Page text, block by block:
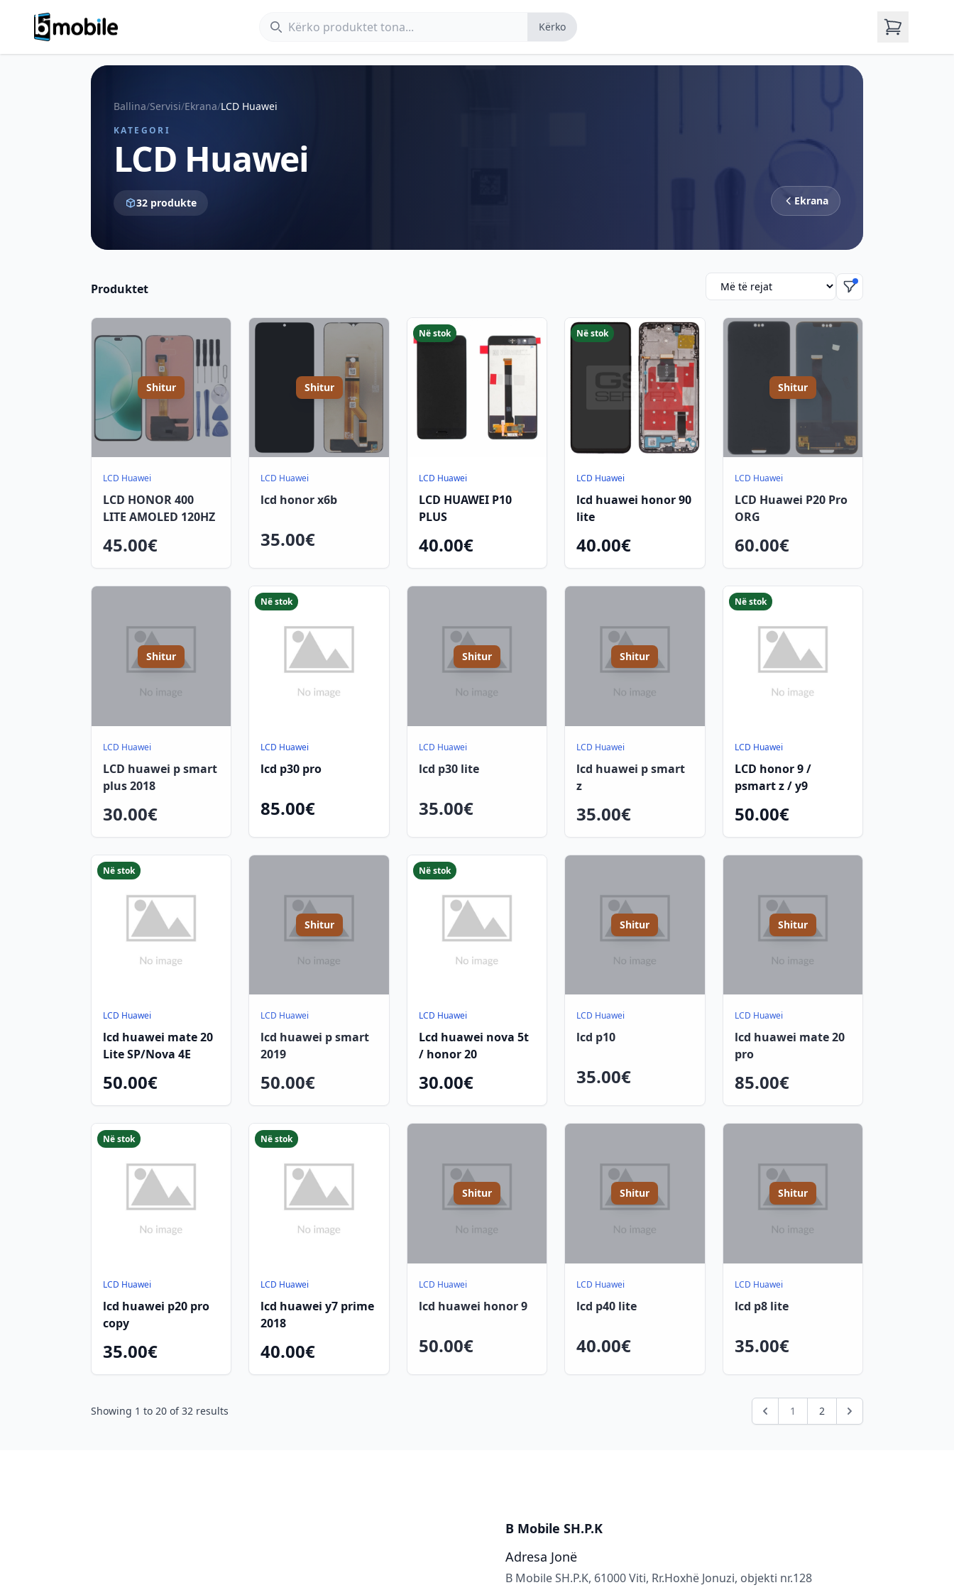
Kërko
Kërko
Ballina/Servisi/Ekrana/LCD Huawei
KATEGORI
LCD Huawei
32 produkte Ekrana
Produktet
Rendit produktet
Shitur
LCD Huawei
LCD HONOR 400
LITE AMOLED 120HZ
45.00€
Shitur
LCD Huawei
lcd honor x6b
35.00€
LCD Huawei
LCD HUAWEI P10
PLUS
40.00€
Në stok
LCD Huawei
lcd huawei honor 90
lite
40.00€
Në stok
Shitur
LCD Huawei
LCD Huawei P20 Pro
ORG
60.00€
Shitur
LCD Huawei
LCD huawei p smart
plus 2018
30.00€
LCD Huawei
lcd p30 pro
85.00€
Në stok
Shitur
LCD Huawei
lcd p30 lite
35.00€
Shitur
LCD Huawei
lcd huawei p smart
z
35.00€
LCD Huawei
LCD honor 9 /
psmart z / y9
50.00€
Në stok
LCD Huawei
lcd huawei mate 20
Lite SP/Nova 4E
50.00€
Në stok
Shitur
LCD Huawei
lcd huawei p smart
2019
50.00€
LCD Huawei
Lcd huawei nova 5t
/ honor 20
30.00€
Në stok
Shitur
LCD Huawei
lcd p10
35.00€
Shitur
LCD Huawei
lcd huawei mate 20
pro
85.00€
LCD Huawei
lcd huawei p20 pro
copy
35.00€
Në stok
LCD Huawei
lcd huawei y7 prime
2018
40.00€
Në stok
Shitur
LCD Huawei
lcd huawei honor 9
50.00€
Shitur
LCD Huawei
lcd p40 lite
40.00€
Shitur
LCD Huawei
lcd p8 lite
35.00€
Showing 1 to 20 of32 results 1 2
B Mobile SH.P.K
Adresa Jonë
B Mobile SH.P.K, 61000 Viti, Rr.Hoxhë Jonuzi, objekti nr.128